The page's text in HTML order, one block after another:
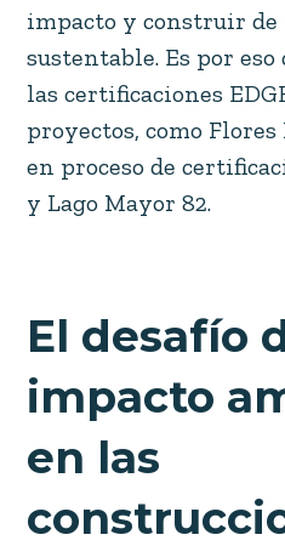
impacto y construir de
sustentable. Es por
las certificaciones
proyectos, como
en proceso de
y Lago Mayor 82.
El desafío
impacto
en las